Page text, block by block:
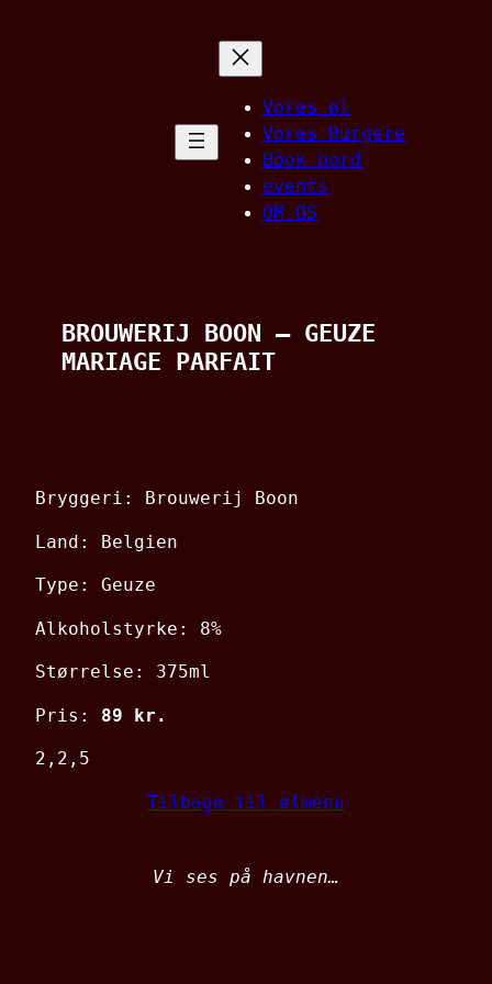
Vores øl
Vores Burgere
Book bord
events
OM OS
BROUWERIJ BOON – GEUZE
MARIAGE PARFAIT
Bryggeri: Brouwerij Boon
Land: Belgien
Type: Geuze
Alkoholstyrke: 8%
Størrelse: 375ml
Pris: 89 kr.
2,2,5
Tilbage til ølmenu
Vi ses på havnen…